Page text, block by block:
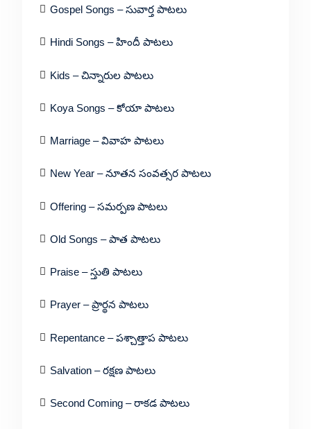
Gospel Songs – సువార్త పాటలు
Hindi Songs – హిందీ పాటలు
Kids – చిన్నారుల పాటలు
Koya Songs – కోయా పాటలు
Marriage – వివాహ పాటలు
New Year – నూతన సంవత్సర పాటలు
Offering – సమర్పణ పాటలు
Old Songs – పాత పాటలు
Praise – స్తుతి పాటలు
Prayer – ప్రార్థన పాటలు
Repentance – పశ్చాత్తాప పాటలు
Salvation – రక్షణ పాటలు
Second Coming – రాకడ పాటలు